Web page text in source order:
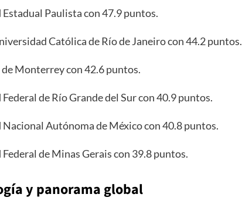
Paulista con 47.9 puntos.
Católica de Río de Janeiro con 44.2 puntos.
Monterrey con 42.6 puntos.
de Río Grande del Sur con 40.9 puntos.
Autónoma de México con 40.8 puntos.
de Minas Gerais con 39.8 puntos.
y panorama global